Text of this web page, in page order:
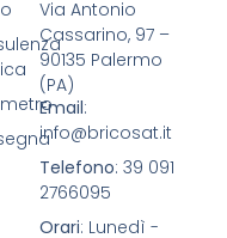
Via Antonio
Cassarino, 97 –
90135 Palermo
(PA)
Email:
info@bricosat.it
Telefono: 39 091
2766095
Orari: Lunedì -